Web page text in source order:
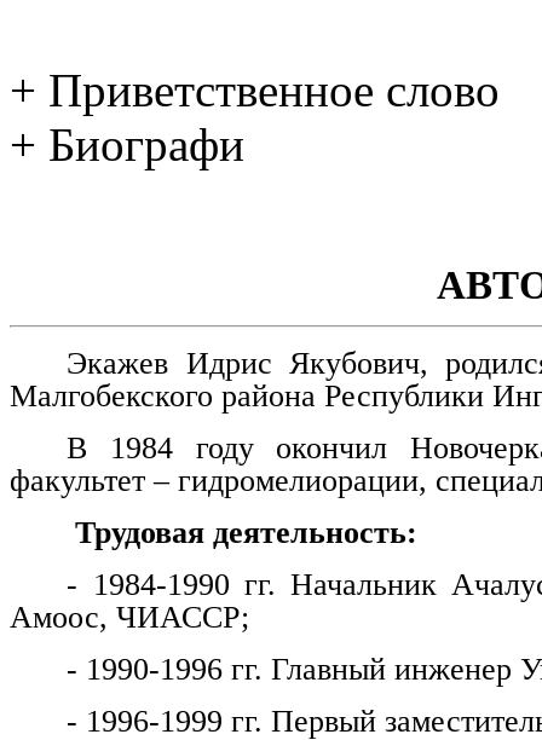
+ Приветственное слово
+ Биографи
Экажев Идрис Якубович,
Малгобекского района Республики
В 1984 году окончил
факультет – гидромелиорации,
Трудовая деятельность:
- 1984-1990 гг. Начальник
Амоос, ЧИАССР;
- 1990-1996 гг. Главный
- 1996-1999 гг. Первый